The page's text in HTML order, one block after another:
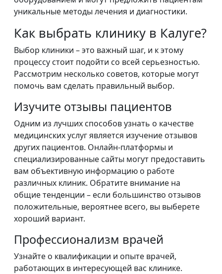
уникальные методы лечения и диагностики.
Как выбрать клинику в Калуге?
Выбор клиники – это важный шаг, и к этому
процессу стоит подойти со всей серьезностью.
Рассмотрим несколько советов, которые могут
помочь вам сделать правильный выбор.
Изучите отзывы пациентов
Одним из лучших способов узнать о качестве
медицинских услуг является изучение отзывов
других пациентов. Онлайн-платформы и
специализированные сайты могут предоставить
вам объективную информацию о работе
различных клиник. Обратите внимание на
общие тенденции – если большинство отзывов
положительные, вероятнее всего, вы выберете
хороший вариант.
Профессионализм врачей
Узнайте о квалификации и опыте врачей,
работающих в интересующей вас клинике.